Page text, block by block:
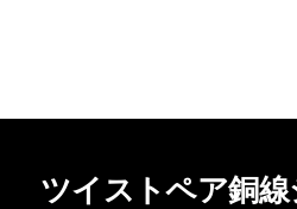
ツイストペア銅